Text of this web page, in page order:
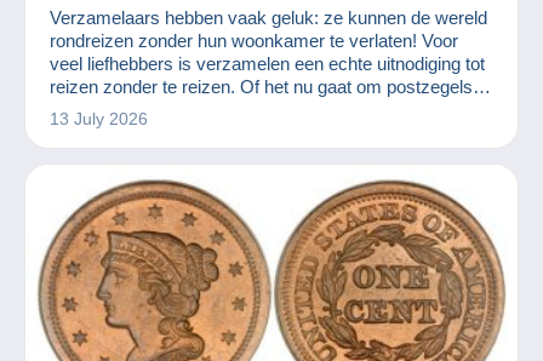
KUNST EN ANTIQUITEITEN
MODERNE VERZAMELKAARTEN
MUNTEN EN BANKBILJETTEN
POSTKAARTEN
POSTZEGELS
STRIPVERHALEN
Verzamelaars hebben vaak geluk: ze kunnen de wereld
rondreizen zonder hun woonkamer te verlaten! Voor
veel liefhebbers is verzamelen een echte uitnodiging tot
reizen zonder te reizen. Of het nu gaat om postzegels,
ansichtkaarten, munten of antieke voorwerpen, elk stuk
vertelt een verhaal uit een andere wereld. En Delcampe
13 July 2026